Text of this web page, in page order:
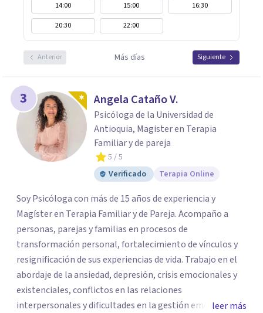
14:00 15:00
16:30
20:30
22:00
Anterior Más días Siguiente
3 Angela Cataño V.
Psicóloga de la Universidad de
Antioquia, Magister en Terapia
Familiar y de pareja
5 / 5
Verificado
Terapia Online
Soy Psicóloga con más de 15 años de experiencia y
Magíster en Terapia Familiar y de Pareja. Acompaño a
personas, parejas y familias en procesos de
transformación personal, fortalecimiento de vínculos y
resignificación de sus experiencias de vida. Trabajo en el
abordaje de la ansiedad, depresión, crisis emocionales y
existenciales, conflictos en las relaciones
interpersonales y dificultades en la gestión emocional,
leer más